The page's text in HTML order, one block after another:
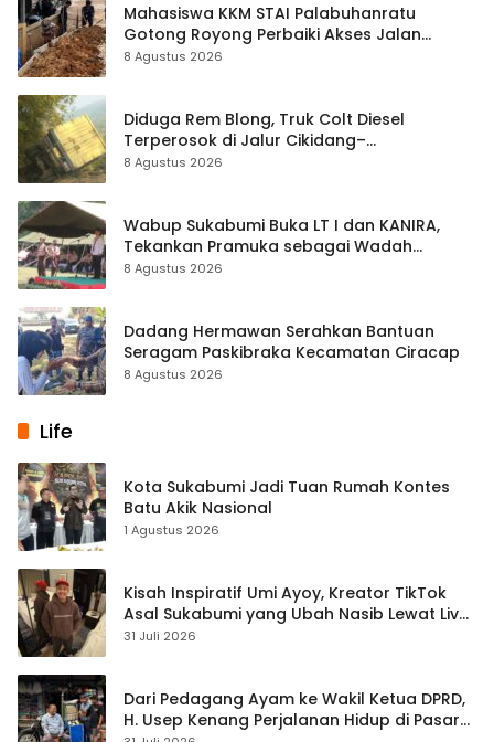
Mahasiswa KKM STAI Palabuhanratu
Gotong Royong Perbaiki Akses Jalan
Majelis Ta’lim di Sagaranten
8 Agustus 2026
Diduga Rem Blong, Truk Colt Diesel
Terperosok di Jalur Cikidang–
Palabuhanratu
8 Agustus 2026
Wabup Sukabumi Buka LT I dan KANIRA,
Tekankan Pramuka sebagai Wadah
Pembentukan Karakter
8 Agustus 2026
Dadang Hermawan Serahkan Bantuan
Seragam Paskibraka Kecamatan Ciracap
8 Agustus 2026
Life
Kota Sukabumi Jadi Tuan Rumah Kontes
Batu Akik Nasional
1 Agustus 2026
Kisah Inspiratif Umi Ayoy, Kreator TikTok
Asal Sukabumi yang Ubah Nasib Lewat Live
Streaming
31 Juli 2026
Dari Pedagang Ayam ke Wakil Ketua DPRD,
H. Usep Kenang Perjalanan Hidup di Pasar